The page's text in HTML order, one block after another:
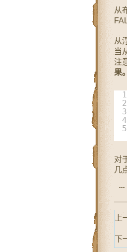
从
从
当
注
果。
1
2
3
4
5
对
几
上
下